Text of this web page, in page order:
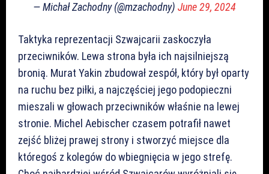
— Michał Zachodny (@mzachodny) June 29, 2024
Taktyka reprezentacji Szwajcarii zaskoczyła
przeciwników. Lewa strona była ich najsilniejszą
bronią. Murat Yakin zbudował zespół, który był oparty
na ruchu bez piłki, a najczęściej jego podopieczni
mieszali w głowach przeciwników właśnie na lewej
stronie. Michel Aebischer czasem potrafił nawet
zejść bliżej prawej strony i stworzyć miejsce dla
któregoś z kolegów do wbiegnięcia w jego strefę.